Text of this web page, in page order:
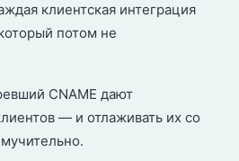
клиентская интеграция
потом не
CNAME дают
— и отлаживать их со